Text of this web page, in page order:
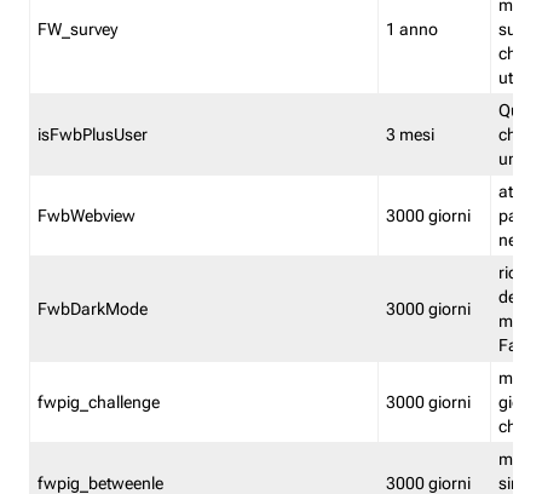
FW_survey 1 anno
utenti
isFwbPlusUser 3 mesi
che
una
FwbWebview 3000 giorni
attiva
FwbDarkMode 3000 giorni
fwpig_challenge 3000 giorni
fwpig_betweenle 3000 giorni